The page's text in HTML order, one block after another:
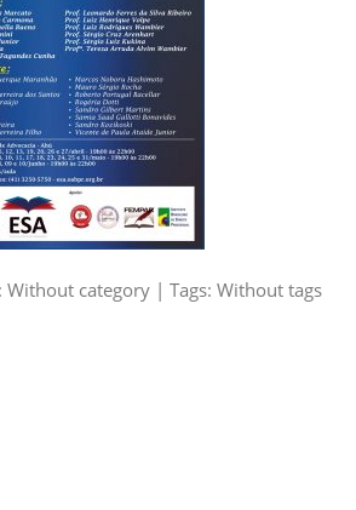
Without category | Tags: Without tags